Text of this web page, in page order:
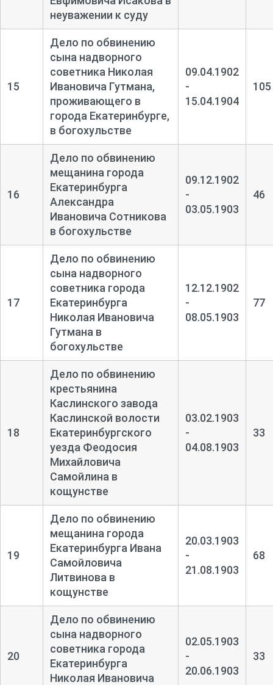
неуважении к суду
15
Дело по обвинению
сына надворного
советника Николая
Ивановича Гутмана,
проживающего в
города Екатеринбурге,
в богохульстве
09.04.1902
-
15.04.1904
105
16
Дело по обвинению
мещанина города
Екатеринбурга
Александра
Ивановича Сотникова
в богохульстве
09.12.1902
-
03.05.1903
46
17
Дело по обвинению
сына надворного
советника города
Екатеринбурга
Николая Ивановича
Гутмана в
богохульстве
12.12.1902
-
08.05.1903
77
18
Дело по обвинению
крестьянина
Каслинского завода
Каслинской волости
Екатеринбургского
уезда Феодосия
Михайловича
Самойлина в
кощунстве
03.02.1903
-
04.08.1903
33
19
Дело по обвинению
мещанина города
Екатеринбурга Ивана
Самойловича
Литвинова в
кощунстве
20.03.1903
-
21.08.1903
68
20
Дело по обвинению
сына надворного
советника города
Екатеринбурга
Николая Ивановича
02.05.1903
-
20.06.1903
33